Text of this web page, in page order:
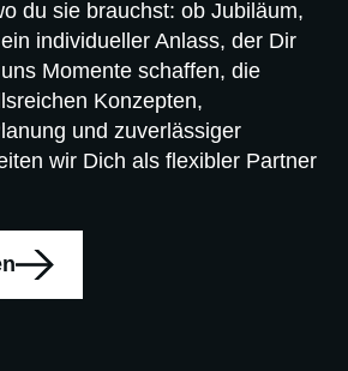
du sie brauchst: ob Jubiläum,
individueller Anlass, der Dir
Momente schaffen, die
Konzepten,
und zuverlässiger
wir Dich als flexibler Partner